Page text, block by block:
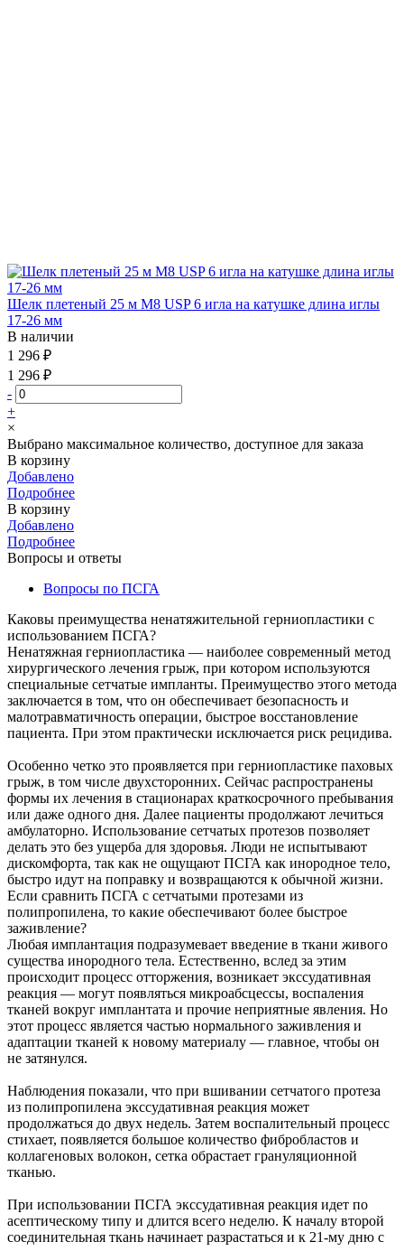
Шелк плетеный 25 м М8 USP 6 игла на катушке длина иглы
17-26 мм
В наличии
1 296 ₽
1 296 ₽
-
+
×
Выбрано максимальное количество, доступное для заказа
В корзину
Добавлено
Подробнее
В корзину
Добавлено
Подробнее
Вопросы и ответы
Вопросы по ПСГА
Каковы преимущества ненатяжительной герниопластики с
использованием ПСГА?
Ненатяжная герниопластика — наиболее современный метод
хирургического лечения грыж, при котором используются
специальные сетчатые импланты. Преимущество этого метода
заключается в том, что он обеспечивает безопасность и
малотравматичность операции, быстрое восстановление
пациента. При этом практически исключается риск рецидива.
Особенно четко это проявляется при герниопластике паховых
грыж, в том числе двухсторонних. Сейчас распространены
формы их лечения в стационарах краткосрочного пребывания
или даже одного дня. Далее пациенты продолжают лечиться
амбулаторно. Использование сетчатых протезов позволяет
делать это без ущерба для здоровья. Люди не испытывают
дискомфорта, так как не ощущают ПСГА как инородное тело,
быстро идут на поправку и возвращаются к обычной жизни.
Если сравнить ПСГА с сетчатыми протезами из
полипропилена, то какие обеспечивают более быстрое
заживление?
Любая имплантация подразумевает введение в ткани живого
существа инородного тела. Естественно, вслед за этим
происходит процесс отторжения, возникает экссудативная
реакция — могут появляться микроабсцессы, воспаления
тканей вокруг имплантата и прочие неприятные явления. Но
этот процесс является частью нормального заживления и
адаптации тканей к новому материалу — главное, чтобы он
не затянулся.
Наблюдения показали, что при вшивании сетчатого протеза
из полипропилена экссудативная реакция может
продолжаться до двух недель. Затем воспалительный процесс
стихает, появляется большое количество фибробластов и
коллагеновых волокон, сетка обрастает грануляционной
тканью.
При использовании ПСГА экссудативная реакция идет по
асептическому типу и длится всего неделю. К началу второй
соединительная ткань начинает разрастаться и к 21-му дню с